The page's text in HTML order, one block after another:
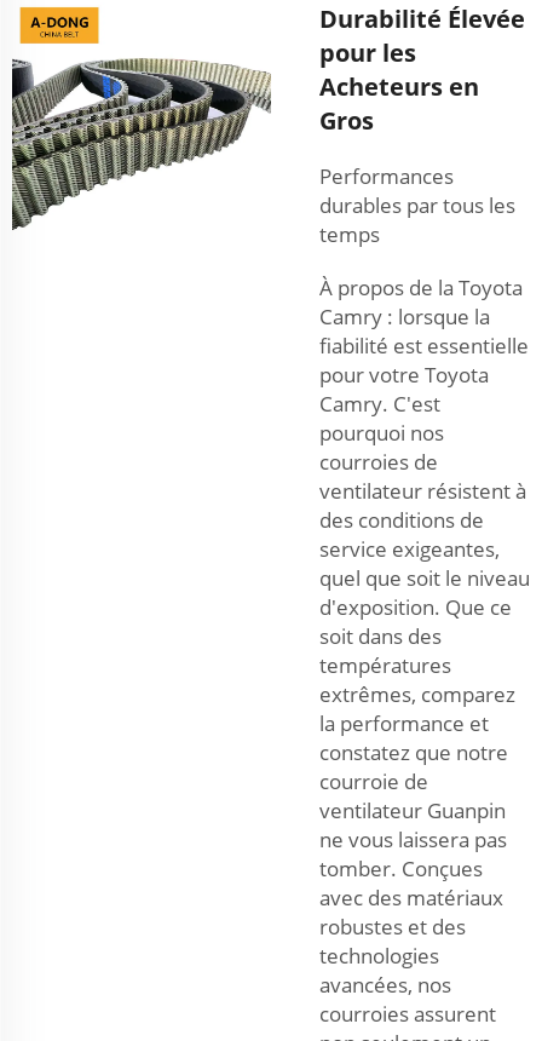
Durabilité Élevée
pour les
Acheteurs en
Gros
Performances
durables par tous les
temps
À propos de la Toyota
Camry : lorsque la
fiabilité est essentielle
pour votre Toyota
Camry. C'est
pourquoi nos
courroies de
ventilateur résistent à
des conditions de
service exigeantes,
quel que soit le niveau
d'exposition. Que ce
soit dans des
températures
extrêmes, comparez
la performance et
constatez que notre
courroie de
ventilateur Guanpin
ne vous laissera pas
tomber. Conçues
avec des matériaux
robustes et des
technologies
avancées, nos
courroies assurent